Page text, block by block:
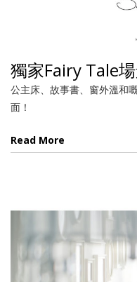
獨家Fairy Tale
公主床、故事書、窗外溫和
面！
Read More